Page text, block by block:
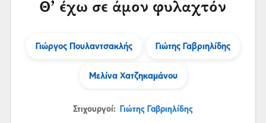
Θ’ έχω σε άμον φυλαχτόν
Γιώργος Πουλαντσακλής Γιώτης Γαβριηλίδης
Μελίνα Χατζηκαμάνου
Στιχουργοί: Γιώτης Γαβριηλίδης